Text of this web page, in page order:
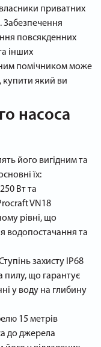
приватних
Забезпечення
повсякденних
інших
помічником може
купити який ви
насоса
його вигідним та
їх:
Вт та
VN18
рівні, що
водопостачання та
захисту IP68
пилу, що гарантує
у воду на глибину
15 метрів
до джерела